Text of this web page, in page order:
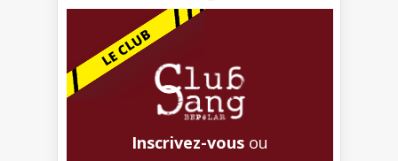
Inscrivez-vous ou